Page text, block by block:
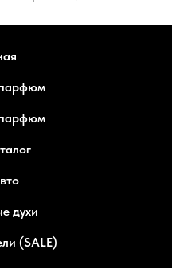
духи
(SALE)